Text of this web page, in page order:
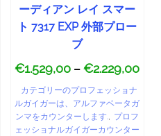
ーディアン レイ スマー
ト 7317 EXP 外部プロー
ブ
€1.529,00 – €2.229,00
カテゴリーのプロフェッショナ
ルガイガーは、アルファベータガ
ンマをカウンターします., プロフ
ェッショナルガイガーカウンター